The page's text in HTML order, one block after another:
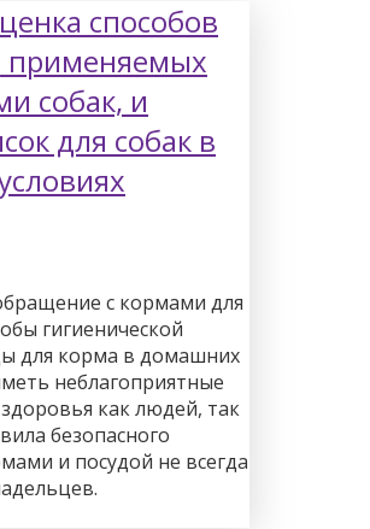
способов
применяемых
собак, и
для собак в
с кормами для
гигиенической
для корма в домашних
неблагоприятные
как людей, так
безопасного
и посудой не всегда